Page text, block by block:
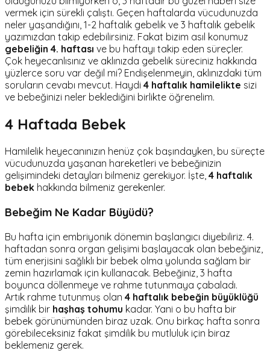
vermek için sürekli çalıştı. Geçen haftalarda vücudunuzda
neler yaşandığını, 1-2 haftalık gebelik ve 3 haftalık gebelik
yazımızdan takip edebilirsiniz. Fakat bizim asıl konumuz
gebeliğin 4. haftası ve bu haftayı takip eden süreçler.
Çok heyecanlısınız ve aklınızda gebelik süreciniz hakkında
yüzlerce soru var değil mi? Endişelenmeyin, aklınızdaki tüm
soruların cevabı mevcut. Haydi 4 haftalık hamilelikte sizi
ve bebeğinizi neler beklediğini birlikte öğrenelim.
4 Haftada Bebek
Hamilelik heyecanınızın henüz çok başındayken, bu süreçte
vücudunuzda yaşanan hareketleri ve bebeğinizin
gelişimindeki detayları bilmeniz gerekiyor. İşte, 4 haftalık
bebek hakkında bilmeniz gerekenler.
Bebeğim Ne Kadar Büyüdü?
Bu hafta için embriyonik dönemin başlangıcı diyebiliriz. 4.
haftadan sonra organ gelişimi başlayacak olan bebeğiniz,
tüm enerjisini sağlıklı bir bebek olma yolunda sağlam bir
zemin hazırlamak için kullanacak. Bebeğiniz, 3 hafta
boyunca döllenmeye ve rahme tutunmaya çabaladı.
Artık rahme tutunmuş olan 4 haftalık bebeğin büyüklüğü
şimdilik bir haşhaş tohumu kadar. Yani o bu hafta bir
bebek görünümünden biraz uzak. Onu birkaç hafta sonra
görebileceksiniz fakat şimdilik bu mutluluk için biraz
beklemeniz gerek.